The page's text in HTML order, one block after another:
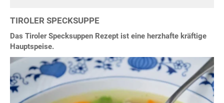
TIROLER SPECKSUPPE
Das Tiroler Specksuppen Rezept ist eine herzhafte kräftige
Hauptspeise.